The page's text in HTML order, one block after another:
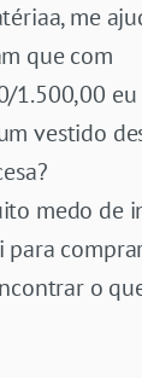
me
que com
1.500,00
vestido
medo de
para
o